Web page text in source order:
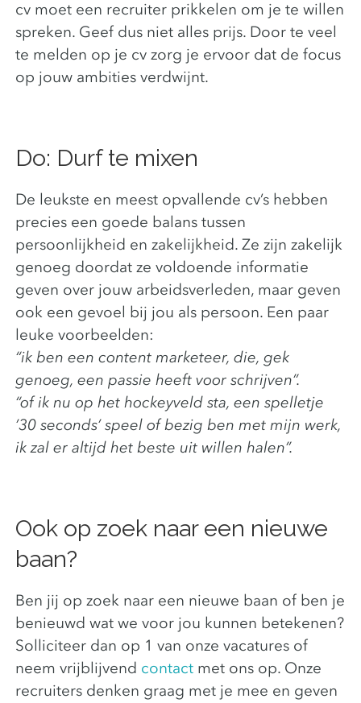
cv moet een recruiter prikkelen om je te willen
spreken. Geef dus niet alles prijs. Door te veel
te melden op je cv zorg je ervoor dat de focus
op jouw ambities verdwijnt.
Do: Durf te mixen
De leukste en meest opvallende cv’s hebben
precies een goede balans tussen
persoonlijkheid en zakelijkheid. Ze zijn zakelijk
genoeg doordat ze voldoende informatie
geven over jouw arbeidsverleden, maar geven
ook een gevoel bij jou als persoon. Een paar
leuke voorbeelden:
“ik ben een content marketeer, die, gek
genoeg, een passie heeft voor schrijven”.
“of ik nu op het hockeyveld sta, een spelletje
’30 seconds’ speel of bezig ben met mijn werk,
ik zal er altijd het beste uit willen halen”.
Ook op zoek naar een nieuwe
baan?
Ben jij op zoek naar een nieuwe baan of ben je
benieuwd wat we voor jou kunnen betekenen?
Solliciteer dan op 1 van onze vacatures of
neem vrijblijvend contact met ons op. Onze
recruiters denken graag met je mee en geven